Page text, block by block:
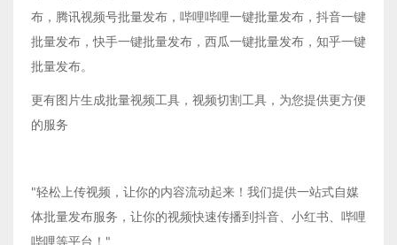
布，腾讯视频号批量发布，哔哩哔哩一键批量发布，抖音一键
批量发布，快手一键批量发布，西瓜一键批量发布，知乎一键
批量发布。
更有图片生成批量视频工具，视频切割工具，为您提供更方便
的服务
"轻松上传视频，让你的内容流动起来！我们提供一站式自媒
体批量发布服务，让你的视频快速传播到抖音、小红书、哔哩
哔哩等平台！"